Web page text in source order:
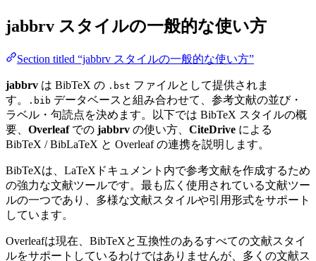
jabbrv スタイルの一般的な使い方
Section titled “jabbrv スタイルの一般的な使い方”
jabbrv は BibTeX の .bst ファイルとして提供されま
す。
.bib データベースと組み合わせて、参考文献の並び・
ラベル・句読点を決めます。以下では BibTeX スタイルの概
要、 Overleafでの jabbrv の使い方、 CiteDrive による
BibTeX / BibLaTeX と Overleaf の連携を説明します。
BibTeXは、LaTeXドキュメント内で参考文献を作成するため
の強力な文献ツールです。最も広く使用されている文献ツー
ルの一つであり、多様な文献スタイルや引用形式をサポート
しています。
Overleafは現在、BibTeXと互換性のあるすべての文献スタイ
ルをサポートしているわけではありませんが、多くの文献ス